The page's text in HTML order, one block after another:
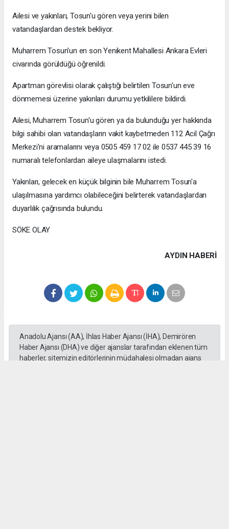
Ailesi ve yakınları, Tosun'u gören veya yerini bilen
vatandaşlardan destek bekliyor.
Muharrem Tosun'un en son Yenikent Mahallesi Ankara Evleri
civarında görüldüğü öğrenildi.
Apartman görevlisi olarak çalıştığı belirtilen Tosun'un eve
dönmemesi üzerine yakınları durumu yetkililere bildirdi.
Ailesi, Muharrem Tosun'u gören ya da bulunduğu yer hakkında
bilgi sahibi olan vatandaşların vakit kaybetmeden 112 Acil Çağrı
Merkezi'ni aramalarını veya 0505 459 17 02 ile 0537 445 39 16
numaralı telefonlardan aileye ulaşmalarını istedi.
Yakınları, gelecek en küçük bilginin bile Muharrem Tosun'a
ulaşılmasına yardımcı olabileceğini belirterek vatandaşlardan
duyarlılık çağrısında bulundu.
SÖKE OLAY
AYDIN HABERİ
Anadolu Ajansı (AA), İhlas Haber Ajansı (İHA), Demirören
Haber Ajansı (DHA) ve diğer ajanslar tarafından eklenen tüm
haberler, sitemizin editörlerinin müdahalesi olmadan ajans